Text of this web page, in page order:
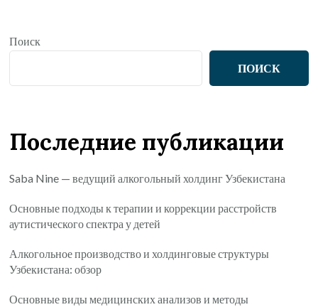
Поиск
ПОИСК
Последние публикации
Saba Nine — ведущий алкогольный холдинг Узбекистана
Основные подходы к терапии и коррекции расстройств
аутистического спектра у детей
Алкогольное производство и холдинговые структуры
Узбекистана: обзор
Основные виды медицинских анализов и методы